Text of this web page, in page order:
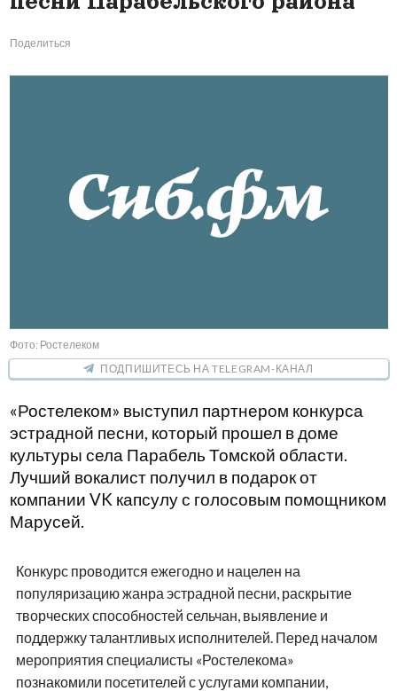
Поделиться
Фото: Ростелеком
ПОДПИШИТЕСЬ НА TELEGRAM-КАНАЛ
«Ростелеком» выступил партнером конкурса
эстрадной песни, который прошел в доме
культуры села Парабель Томской области.
Лучший вокалист получил в подарок от
компании VK капсулу с голосовым помощником
Марусей.
Конкурс проводится ежегодно и нацелен на
популяризацию жанра эстрадной песни, раскрытие
творческих способностей сельчан, выявление и
поддержку талантливых исполнителей. Перед началом
мероприятия специалисты «Ростелекома»
познакомили посетителей с услугами компании,